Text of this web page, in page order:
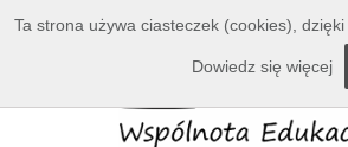
Ta strona używa ciasteczek (cookies),
Dowiedz się więcej